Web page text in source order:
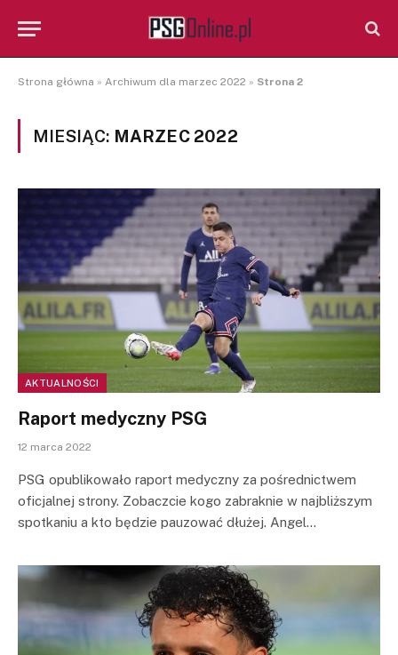
Strona główna » Archiwum dla marzec 2022 » Strona 2
MIESIĄC: MARZEC 2022
AKTUALNOŚCI
Raport medyczny PSG
12 marca 2022
PSG opublikowało raport medyczny za pośrednictwem
oficjalnej strony. Zobaczcie kogo zabraknie w najbliższym
spotkaniu a kto będzie pauzować dłużej. Angel…